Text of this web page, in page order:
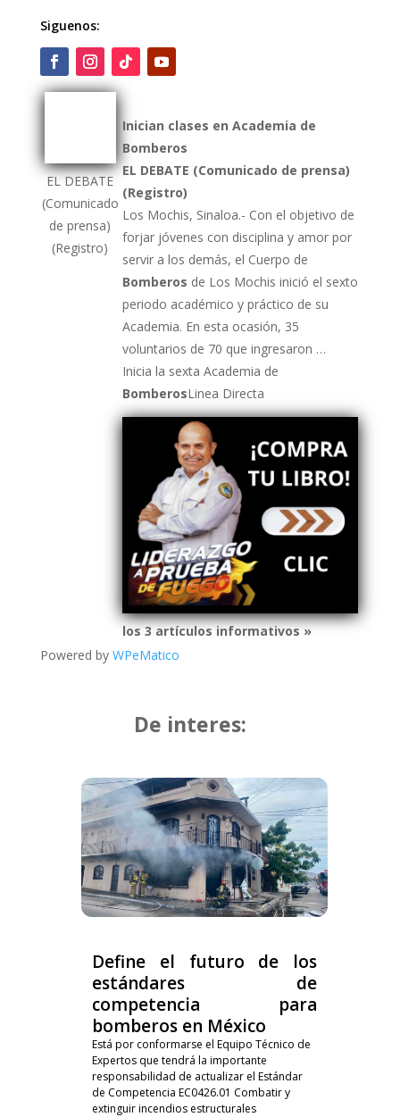
Siguenos:
EL DEBATE
(Comunicado
de prensa)
(Registro)
Inician clases en Academia de
Bomberos
EL DEBATE (Comunicado de prensa)
(Registro)
Los Mochis, Sinaloa.- Con el objetivo de
forjar jóvenes con disciplina y amor por
servir a los demás, el Cuerpo de
Bomberos de Los Mochis inició el sexto
periodo académico y práctico de su
Academia. En esta ocasión, 35
voluntarios de 70 que ingresaron …
Inicia la sexta Academia de
BomberosLinea Directa
los 3 artículos informativos »
Powered by WPeMatico
De interes:
Define el futuro de los
estándares de
competencia para
bomberos en México
Está por conformarse el Equipo Técnico de
Expertos que tendrá la importante
responsabilidad de actualizar el Estándar
de Competencia EC0426.01 Combatir y
extinguir incendios estructurales